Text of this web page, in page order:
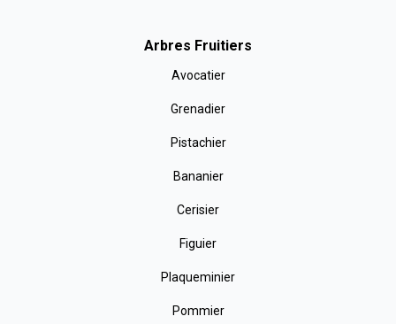
Arbres Fruitiers
Avocatier
Grenadier
Pistachier
Bananier
Cerisier
Figuier
Plaqueminier
Pommier